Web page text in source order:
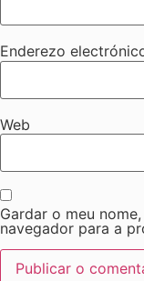
Enderezo
Web
Gardar o meu
navegador para a